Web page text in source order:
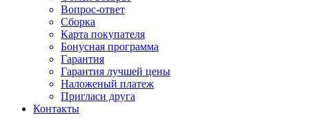
Вопрос-ответ
Сборка
Карта покупателя
Бонусная программа
Гарантия
Гарантия лучшей цены
Наложеный платеж
Пригласи друга
Контакты